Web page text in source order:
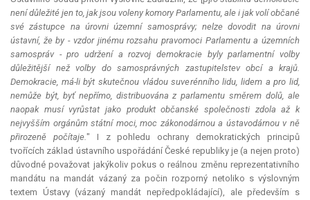
není důležité jen to, jak jsou voleny komory Parlamentu, ale i jak volí občané
své zástupce na úrovni územní samosprávy; nelze dovodit na úrovni
ústavní, že by - vzdor jinému rozsahu pravomoci Parlamentu a územních
samospráv - pro udržení a rozvoj demokracie byly parlamentní volby
důležitější než volby do samosprávných zastupitelstev obcí a krajů.
Demokracie, má-li být skutečnou vládou suverénního lidu, lidem a pro lid,
nemůže být, byť nepřímo, distribuována z parlamentu směrem dolů, ale
naopak musí vyrůstat jako produkt občanské společnosti zdola až k
nejvyšším orgánům státní moci, moc zákonodárnou a ústavodárnou v ně
přirozeně počítaje." I z pohledu ochrany demokratických principů
tvořících základ ústavního uspořádání České republiky je (a nejen proto)
důvodné považovat jakýkoliv pokus o reálnou změnu reprezentativního
mandátu namandát vázaný za počin rozporný netoliko s výslovným
textem Ústavy (vázanýmandát nepředpokládající), ale především s